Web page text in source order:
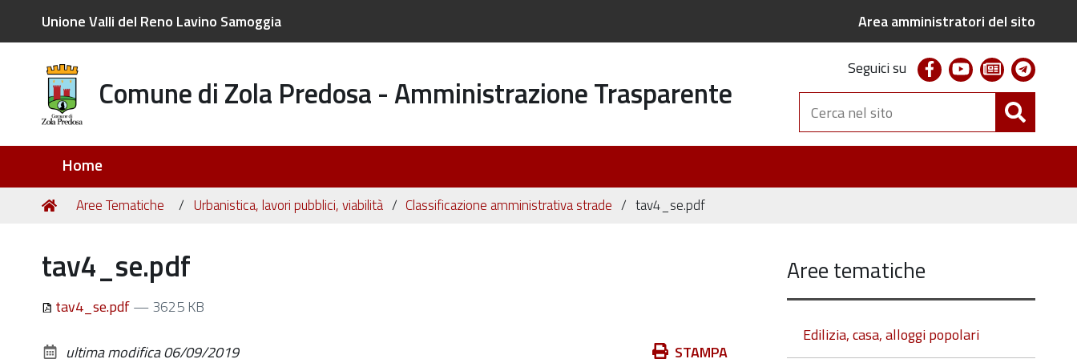
Unione Valli del Reno Lavino Samoggia Area amministratori del sito
Comune di Zola Predosa - Amministrazione Trasparente
Seguici su facebookyoutubenewsletter
Cerca
nel
sito
Home
Tu
Home
Aree Tematiche Urbanistica, lavori pubblici, viabilità Classificazione amministrativa strade tav4_se.pdf
tav4_se.pdf
tav4_se.pdf— 3625 KB
Azioni STAMPA
ultima modifica06/09/2019
Aree tematiche
Edilizia, casa, alloggi popolari